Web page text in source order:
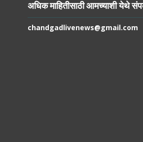
अधिक माहितीसाठी आमच्याशी येथे
chandgadlivenews@gmail.com